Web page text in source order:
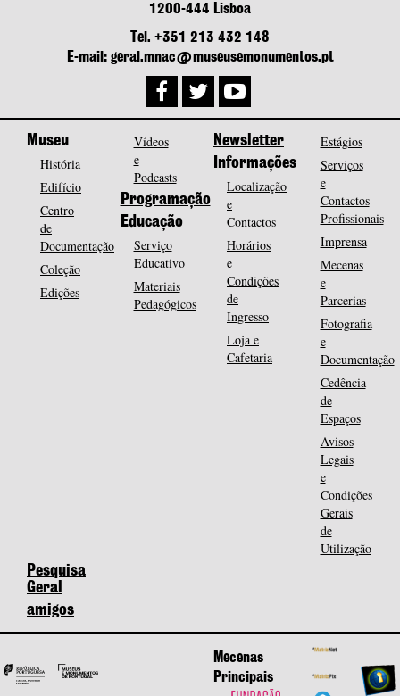
1200-444 Lisboa
Tel. +351 213 432 148
E-mail: geral.mnac@museusemonumentos.pt
Museu
História
Edifício
Centro
de
Documentação
Coleção
Edições
Vídeos
e
Podcasts
Programação
Educação
Serviço
Educativo
Materiais
Pedagógicos
Newsletter
Informações
Localização
e
Contactos
Horários
e
Condições
de
Ingresso
Loja e
Cafetaria
Estágios
Serviços
e
Contactos
Profissionais
Imprensa
Mecenas
e
Parcerias
Fotografia
e
Documentação
Cedência
de
Espaços
Avisos
Legais
e
Condições
Gerais
de
Utilização
Pesquisa
Geral
amigos
Mecenas
Principais